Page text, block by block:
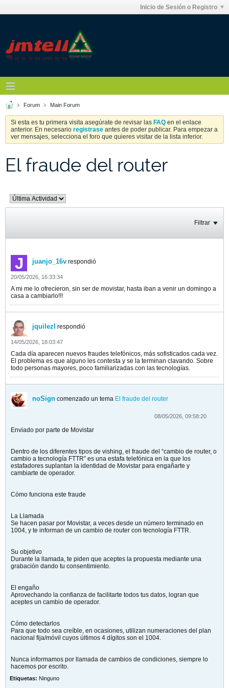
Inicio de Sesión o Registro
Forum Main Forum
Si esta es tu primera visita asegúrate de revisar las FAQ en el enlace
anterior. En necesario registrase antes de poder publicar. Para empezar a
ver mensajes, selecciona el foro que quieres visitar de la lista inferior.
El fraude del router
Filtrar
juanjo_16v respondió
20/05/2026, 16:33:34
A mi me lo ofrecieron, sin ser de movistar, hasta iban a venir un domingo a
casa a cambiarlo!!!
jquilezl respondió
14/05/2026, 18:03:47
Cada día aparecen nuevos fraudes telefónicos, más sofisticados cada vez.
El problema es que alguno les contesta y se la terminan clavando. Sobre
todo personas mayores, poco familiarizadas con las tecnologías.
noSign comenzado un tema El fraude del router
08/05/2026, 09:58:20
Enviado por parte de Movistar
Dentro de los diferentes tipos de vishing, el fraude del “cambio de router, o
cambio a tecnología FTTR” es una estafa telefónica en la que los
estafadores suplantan la identidad de Movistar para engañarte y
cambiarte de operador.
Cómo funciona este fraude
La Llamada
Se hacen pasar por Movistar, a veces desde un número terminado en
1004, y te informan de un cambio de router con tecnología FTTR.
Su objetivo
Durante la llamada, te piden que aceptes la propuesta mediante una
grabación dando tu consentimiento.
El engaño
Aprovechando la confianza de facilitarte todos tus datos, logran que
aceptes un cambio de operador.
Cómo detectarlos
Para que todo sea creíble, en ocasiones, utilizan numeraciones del plan
nacional fija/móvil cuyos últimos 4 dígitos son el 1004.
Nunca informamos por llamada de cambios de condiciones, siempre lo
hacemos por escrito.
Etiquetas: Ninguno